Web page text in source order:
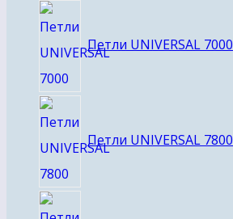
Петли UNIVERSAL 7000
Петли UNIVERSAL 7800